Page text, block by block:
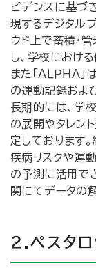
ビデンスに基づ
現するデジタル
ウド上で蓄積・
し、学校におけ
また「ＡＬＰＨＡ
の運動記録およ
長期的には、学
の展開やタレン
定しております
疾病リスクや運
の予測に活用で
関にてデータの
２.ペスタ